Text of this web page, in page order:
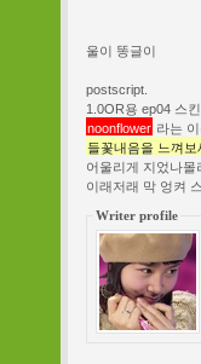
울이 똥글이
postscript.
1.0OR용 ep04 스
noonflower 라는
들꽃내음을 느껴보
어울리게 지었나몰
이래저래 막 엉켜
Writer profile